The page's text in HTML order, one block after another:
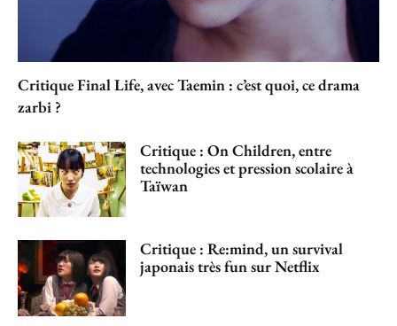
Critique Final Life, avec Taemin : c’est quoi, ce drama
zarbi ?
Critique : On Children, entre
technologies et pression scolaire à
Taïwan
Critique : Re:mind, un survival
japonais très fun sur Netflix